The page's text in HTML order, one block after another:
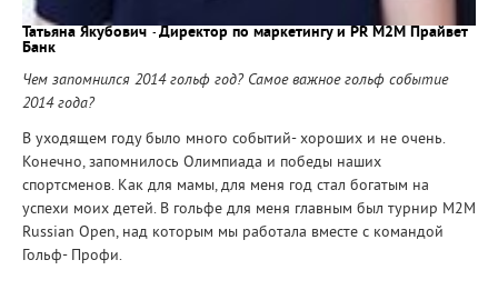
Татьяна Якубович - Директор по маркетингу и PR М2М Прайвет
Банк
Чем запомнился 2014 гольф год? Самое важное гольф событие
2014 года?
В уходящем году было много событий- хороших и не очень.
Конечно, запомнилось Олимпиада и победы наших
спортсменов. Как для мамы, для меня год стал богатым на
успехи моих детей. В гольфе для меня главным был турнир M2M
Russian Open, над которым мы работала вместе с командой
Гольф- Профи.